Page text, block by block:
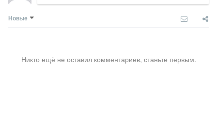
Новые
Никто ещё не оставил комментариев, станьте первым.